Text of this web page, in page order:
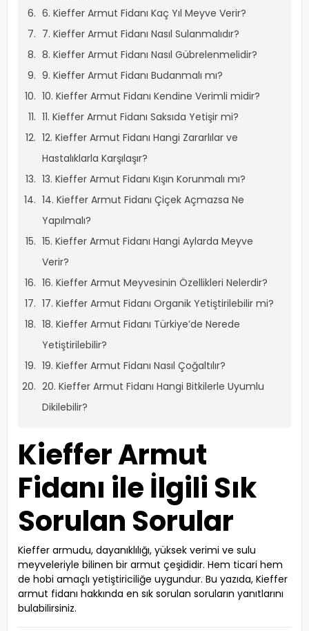
6. Kieffer Armut Fidanı Kaç Yıl Meyve Verir?
7. Kieffer Armut Fidanı Nasıl Sulanmalıdır?
8. Kieffer Armut Fidanı Nasıl Gübrelenmelidir?
9. Kieffer Armut Fidanı Budanmalı mı?
10. Kieffer Armut Fidanı Kendine Verimli midir?
11. Kieffer Armut Fidanı Saksıda Yetişir mi?
12. Kieffer Armut Fidanı Hangi Zararlılar ve
Hastalıklarla Karşılaşır?
13. Kieffer Armut Fidanı Kışın Korunmalı mı?
14. Kieffer Armut Fidanı Çiçek Açmazsa Ne
Yapılmalı?
15. Kieffer Armut Fidanı Hangi Aylarda Meyve
Verir?
16. Kieffer Armut Meyvesinin Özellikleri Nelerdir?
17. Kieffer Armut Fidanı Organik Yetiştirilebilir mi?
18. Kieffer Armut Fidanı Türkiye’de Nerede
Yetiştirilebilir?
19. Kieffer Armut Fidanı Nasıl Çoğaltılır?
20. Kieffer Armut Fidanı Hangi Bitkilerle Uyumlu
Dikilebilir?
Kieffer Armut
Fidanı ile İlgili Sık
Sorulan Sorular
Kieffer armudu, dayanıklılığı, yüksek verimi ve sulu
meyveleriyle bilinen bir armut çeşididir. Hem ticari hem
de hobi amaçlı yetiştiriciliğe uygundur. Bu yazıda, Kieffer
armut fidanı hakkında en sık sorulan soruların yanıtlarını
bulabilirsiniz.